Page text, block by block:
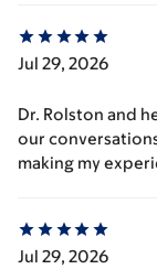
Jul 29, 2026
Dr. Rolston and
our
making my
Jul 29, 2026